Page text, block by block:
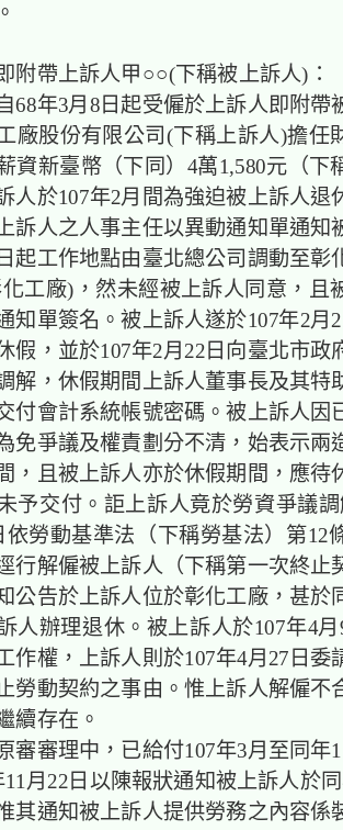
附帶上訴人甲○○(下稱被上訴人)：
68年3月8日起受僱於上訴人即附帶
廠股份有限公司(下稱上訴人)擔任
資新臺幣（下同）4萬1,580元（下
人於107年2月間為強迫被上訴人退
訴人之人事主任以異動通知單通知
工作地點由臺北總公司調動至彰
工廠)，然未經被上訴人同意，且
知單簽名。被上訴人遂於107年2月
假，並於107年2月22日向臺北市政
解，休假期間上訴人董事長及其特
付會計系統帳號密碼。被上訴人因
免爭議及權責劃分不清，始表示兩
，且被上訴人亦於休假期間，應待
予交付。詎上訴人竟於勞資爭議
依勞動基準法（下稱勞基法）第12
行解僱被上訴人（下稱第一次終止
公告於上訴人位於彰化工廠，甚於
人辦理退休。被上訴人於107年4
作權，上訴人則於107年4月27日委
勞動契約之事由。惟上訴人解僱不
續存在。
審審理中，已給付107年3月至同年
11月22日以陳報狀通知被上訴人於
其通知被上訴人提供勞務之內容係